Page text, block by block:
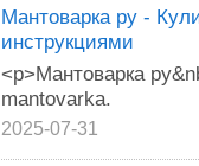
Мантоварка ру -
инструкциями
<p>Мантоварка
mantovarka.
2025-07-31